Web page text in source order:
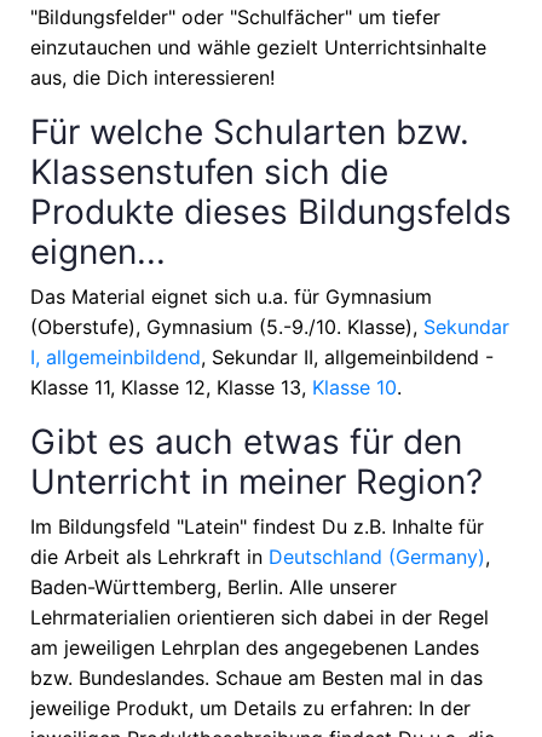
"Bildungsfelder" oder "Schulfächer" um tiefer
einzutauchen und wähle gezielt Unterrichtsinhalte
aus, die Dich interessieren!
Für welche Schularten bzw.
Klassenstufen sich die
Produkte dieses Bildungsfelds
eignen...
Das Material eignet sich u.a. für Gymnasium
(Oberstufe), Gymnasium (5.-9./10. Klasse), Sekundar
I, allgemeinbildend, Sekundar II, allgemeinbildend -
Klasse 11, Klasse 12, Klasse 13, Klasse 10.
Gibt es auch etwas für den
Unterricht in meiner Region?
Im Bildungsfeld "Latein" findest Du z.B. Inhalte für
die Arbeit als Lehrkraft in Deutschland (Germany),
Baden-Württemberg, Berlin. Alle unserer
Lehrmaterialien orientieren sich dabei in der Regel
am jeweiligen Lehrplan des angegebenen Landes
bzw. Bundeslandes. Schaue am Besten mal in das
jeweilige Produkt, um Details zu erfahren: In der